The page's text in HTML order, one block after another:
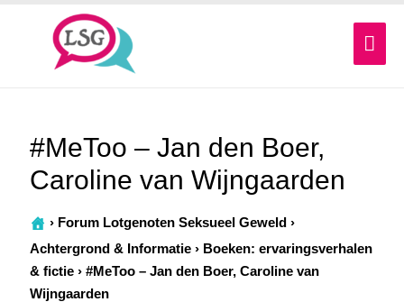
#MeToo – Jan den Boer,
Caroline van Wijngaarden
› Forum Lotgenoten Seksueel Geweld ›
Achtergrond & Informatie › Boeken: ervaringsverhalen
& fictie › #MeToo – Jan den Boer, Caroline van
Wijngaarden